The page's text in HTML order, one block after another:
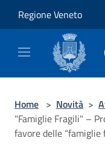
Regione Veneto
Home > Novità >
"Famiglie Fragili" –
favore delle